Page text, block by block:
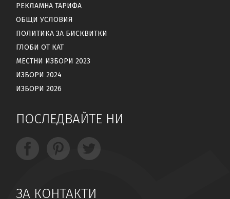
РЕКЛАМНА ТАРИФА
ОБЩИ УСЛОВИЯ
ПОЛИТИКА ЗА БИСКВИТКИ
ГЛОБИ ОТ КАТ
МЕСТНИ ИЗБОРИ 2023
ИЗБОРИ 2024
ИЗБОРИ 2026
ПОСЛЕДВАЙТЕ НИ
ЗА КОНТАКТИ